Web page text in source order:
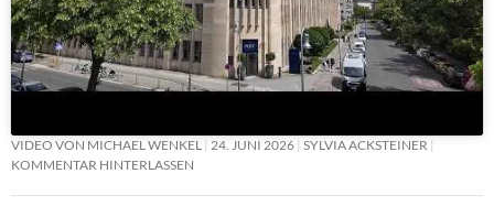
VIDEO VON MICHAEL WENKEL 24. JUNI 2026 SYLVIA ACKSTEINER
KOMMENTAR HINTERLASSEN